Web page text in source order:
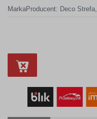
MarkaProducent: Deco Strefa,